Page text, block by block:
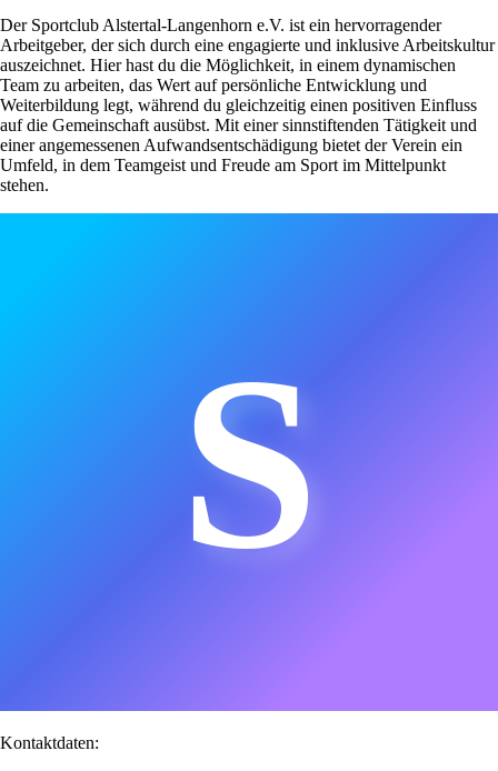
Der Sportclub Alstertal-Langenhorn e.V. ist ein hervorragender
Arbeitgeber, der sich durch eine engagierte und inklusive Arbeitskultur
auszeichnet. Hier hast du die Möglichkeit, in einem dynamischen
Team zu arbeiten, das Wert auf persönliche Entwicklung und
Weiterbildung legt, während du gleichzeitig einen positiven Einfluss
auf die Gemeinschaft ausübst. Mit einer sinnstiftenden Tätigkeit und
einer angemessenen Aufwandsentschädigung bietet der Verein ein
Umfeld, in dem Teamgeist und Freude am Sport im Mittelpunkt
stehen.
S
Kontaktdaten: